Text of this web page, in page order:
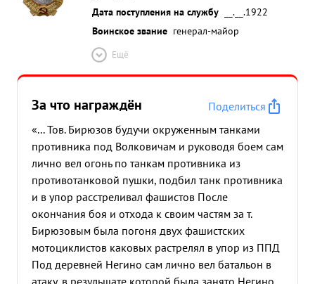
Дата поступления на службу
__.__.1922
Воинское звание генерал-майор
Ещё
За что награждён
Поделиться
«... Тов. Бирюзов будучи окруженным танками
противника под Волковичам и руководя боем сам
лично вел огонь по танкам противника из
противотанковой пушки, подбил танк противника
и в упор расстреливал фашистов После
окончания боя и отхода к своим частям за т.
Бирюзовым была погоня двух фашистских
мотоциклистов каковых растрелял в упор из ППД
Под деревней Негино сам лично вел батальон в
атаку, в резульшате которой была занято Негино